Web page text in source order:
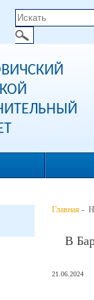
Главная -
В
21.06.2024